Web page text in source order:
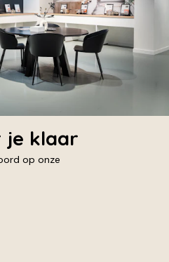
je klaar
op onze